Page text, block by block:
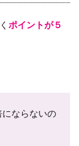
ポイントが５
ならないの